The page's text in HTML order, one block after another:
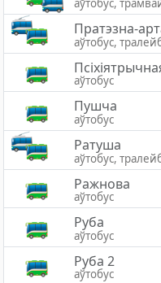
аўтобус,
Пратэзна-
аўтобус,
аўтобус
Пушча
аўтобус
Ратуша
аўтобус,
Ражнова
аўтобус
Руба
аўтобус
Руба 2
аўтобус